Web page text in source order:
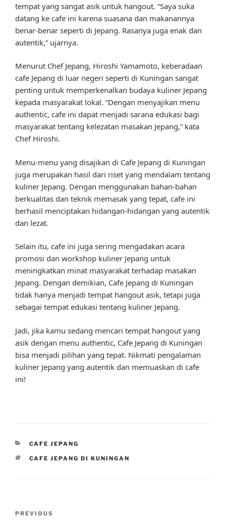
tempat yang sangat asik untuk hangout. “Saya suka
datang ke cafe ini karena suasana dan makanannya
benar-benar seperti di Jepang. Rasanya juga enak dan
autentik,” ujarnya.
Menurut Chef Jepang, Hiroshi Yamamoto, keberadaan
cafe Jepang di luar negeri seperti di Kuningan sangat
penting untuk memperkenalkan budaya kuliner Jepang
kepada masyarakat lokal. “Dengan menyajikan menu
authentic, cafe ini dapat menjadi sarana edukasi bagi
masyarakat tentang kelezatan masakan Jepang,” kata
Chef Hiroshi.
Menu-menu yang disajikan di Cafe Jepang di Kuningan
juga merupakan hasil dari riset yang mendalam tentang
kuliner Jepang. Dengan menggunakan bahan-bahan
berkualitas dan teknik memasak yang tepat, cafe ini
berhasil menciptakan hidangan-hidangan yang autentik
dan lezat.
Selain itu, cafe ini juga sering mengadakan acara
promosi dan workshop kuliner Jepang untuk
meningkatkan minat masyarakat terhadap masakan
Jepang. Dengan demikian, Cafe Jepang di Kuningan
tidak hanya menjadi tempat hangout asik, tetapi juga
sebagai tempat edukasi tentang kuliner Jepang.
Jadi, jika kamu sedang mencari tempat hangout yang
asik dengan menu authentic, Cafe Jepang di Kuningan
bisa menjadi pilihan yang tepat. Nikmati pengalaman
kuliner Jepang yang autentik dan memuaskan di cafe
ini!
CATEGORIES
CAFE JEPANG
TAGS
CAFE JEPANG DI KUNINGAN
Previous
PREVIOUS